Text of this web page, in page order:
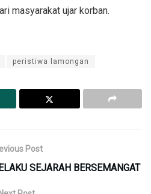
masyarakat ujar korban.
peristiwa lamongan
Post
SEJARAH BERSEMANGAT